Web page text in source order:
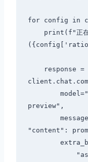
for config in
preview",
"content":